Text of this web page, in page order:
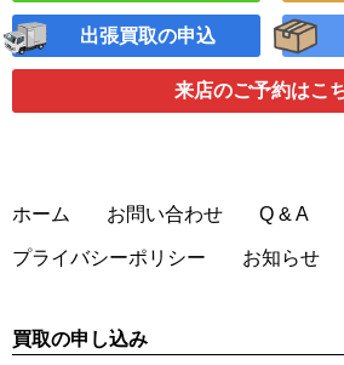
出張買取の申込
来店のご予約はこ
ホーム お問い合わせ Q & A
プライバシーポリシー お知らせ
買取の申し込み